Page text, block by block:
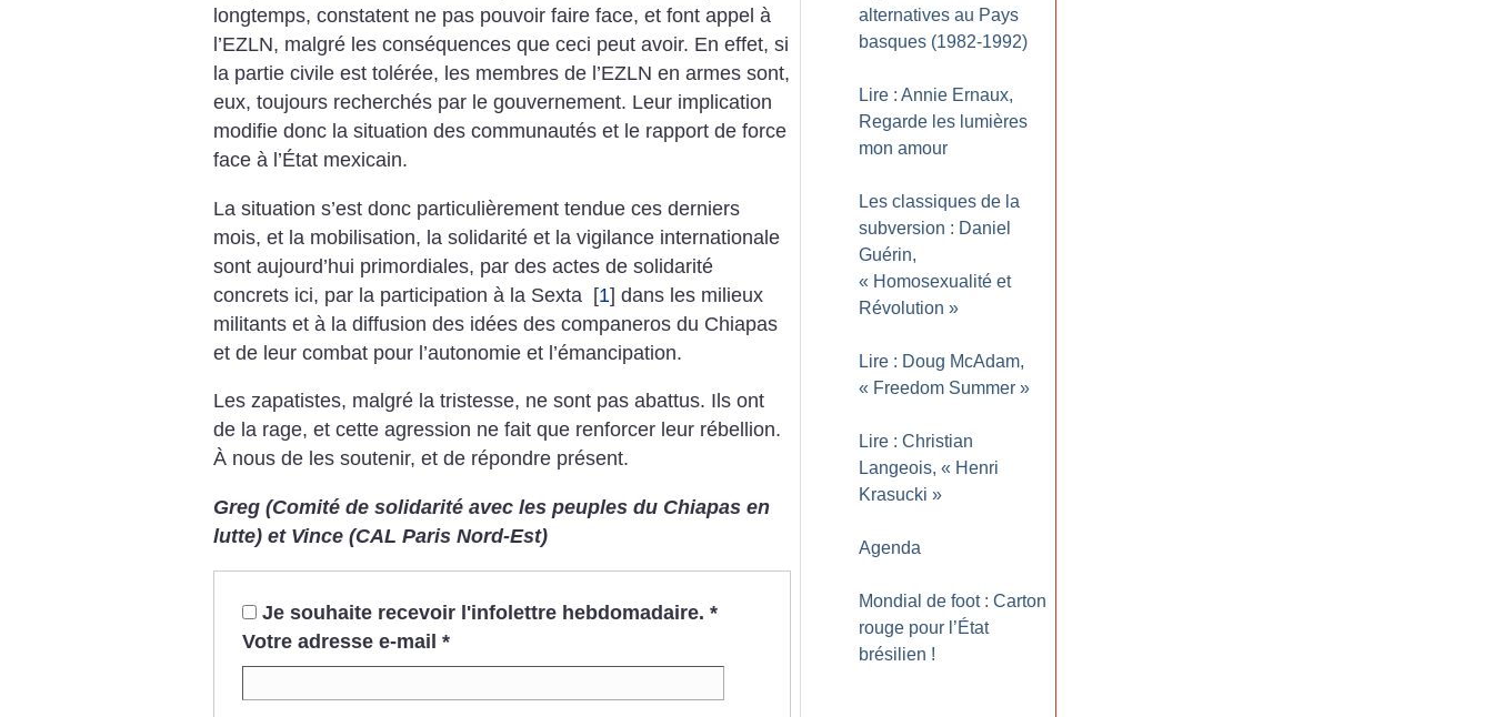
longtemps, constatent ne pas pouvoir faire face, et font appel à
l’EZLN, malgré les conséquences que ceci peut avoir. En effet, si
la partie civile est tolérée, les membres de l’EZLN en armes sont,
eux, toujours recherchés par le gouvernement. Leur implication
modifie donc la situation des communautés et le rapport de force
face à l’État mexicain.
La situation s’est donc particulièrement tendue ces derniers
mois, et la mobilisation, la solidarité et la vigilance internationale
sont aujourd’hui primordiales, par des actes de solidarité
concrets ici, par la participation à la Sexta [1] dans les milieux
militants et à la diffusion des idées des companeros du Chiapas
et de leur combat pour l’autonomie et l’émancipation.
Les zapatistes, malgré la tristesse, ne sont pas abattus. Ils ont
de la rage, et cette agression ne fait que renforcer leur rébellion.
À nous de les soutenir, et de répondre présent.
Greg (Comité de solidarité avec les peuples du Chiapas en
lutte) et Vince (CAL Paris Nord-Est)
Je souhaite recevoir l'infolettre hebdomadaire. *
Votre adresse e-mail *
alternatives au Pays
basques (1982-1992)
Lire : Annie Ernaux,
Regarde les lumières
mon amour
Les classiques de la
subversion : Daniel
Guérin,
« Homosexualité et
Révolution »
Lire : Doug McAdam,
« Freedom Summer »
Lire : Christian
Langeois, « Henri
Krasucki »
Agenda
Mondial de foot : Carton
rouge pour l’État
brésilien !